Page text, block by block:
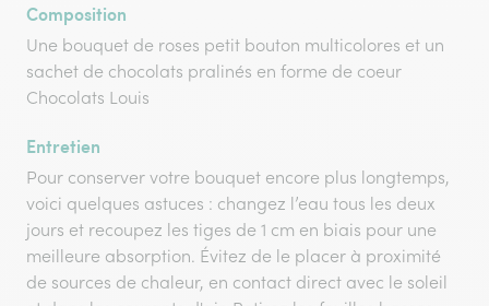
Composition
Une bouquet de roses petit bouton multicolores et un
sachet de chocolats pralinés en forme de coeur
Chocolats Louis
Entretien
Pour conserver votre bouquet encore plus longtemps,
voici quelques astuces : changez l’eau tous les deux
jours et recoupez les tiges de 1 cm en biais pour une
meilleure absorption. Évitez de le placer à proximité
de sources de chaleur, en contact direct avec le soleil